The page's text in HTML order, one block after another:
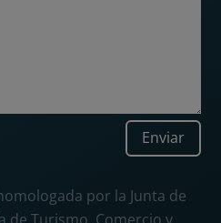
Enviar
por la Junta de